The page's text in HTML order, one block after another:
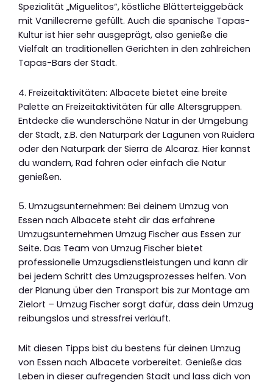
Spezialität „Miguelitos“, köstliche Blätterteiggebäck
mit Vanillecreme gefüllt. Auch die spanische Tapas-
Kultur ist hier sehr ausgeprägt, also genieße die
Vielfalt an traditionellen Gerichten in den zahlreichen
Tapas-Bars der Stadt.
4. Freizeitaktivitäten: Albacete bietet eine breite
Palette an Freizeitaktivitäten für alle Altersgruppen.
Entdecke die wunderschöne Natur in der Umgebung
der Stadt, z.B. den Naturpark der Lagunen von Ruidera
oder den Naturpark der Sierra de Alcaraz. Hier kannst
du wandern, Rad fahren oder einfach die Natur
genießen.
5. Umzugsunternehmen: Bei deinem Umzug von
Essen nach Albacete steht dir das erfahrene
Umzugsunternehmen Umzug Fischer aus Essen zur
Seite. Das Team von Umzug Fischer bietet
professionelle Umzugsdienstleistungen und kann dir
bei jedem Schritt des Umzugsprozesses helfen. Von
der Planung über den Transport bis zur Montage am
Zielort – Umzug Fischer sorgt dafür, dass dein Umzug
reibungslos und stressfrei verläuft.
Mit diesen Tipps bist du bestens für deinen Umzug
von Essen nach Albacete vorbereitet. Genieße das
Leben in dieser aufregenden Stadt und lass dich von